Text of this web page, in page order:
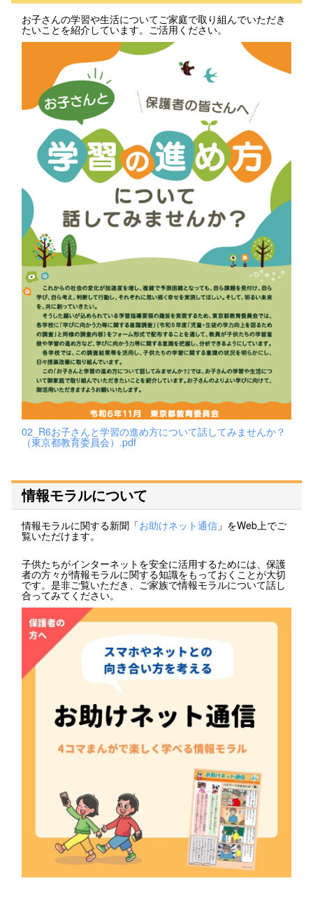
お子さんの学習や生活についてご家庭で取り組んでいただき
たいことを紹介しています。ご活用ください。
02_R6お子さんと学習の進め方について話してみませんか？
（東京都教育委員会）.pdf
情報モラルについて
情報モラルに関する新聞「お助けネット通信 」をWeb上でご
覧いただけます。
子供たちがインターネットを安全に活用するためには、保護
者の方々が情報モラルに関する知識をもっておくことが大切
です。是非ご覧いただき、ご家族で情報モラルについて話し
合ってみてください。